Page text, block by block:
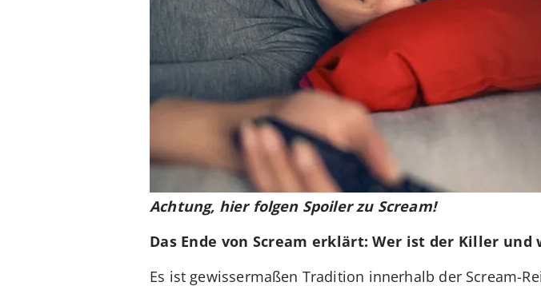
Achtung, hier folgen Spoiler zu Scream!
Das Ende von Scream erklärt: Wer ist der Killer und
Es ist gewissermaßen Tradition innerhalb der Scream-